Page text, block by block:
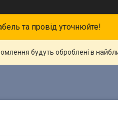
та провід уточнюйте!
будуть оброблені в